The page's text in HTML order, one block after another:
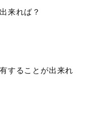
来れば？
することが出来れ